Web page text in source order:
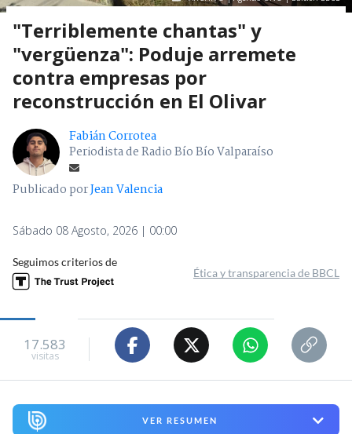
"Terriblemente chantas" y
"vergüenza": Poduje arremete
contra empresas por
reconstrucción en El Olivar
Fabián Corrotea
Periodista de Radio Bío Bío Valparaíso
Publicado porJean Valencia
Sábado 08 Agosto, 2026 | 00:00
Seguimos criterios de
Ética y transparencia de BBCL
17.583
visitas
VER RESUMEN